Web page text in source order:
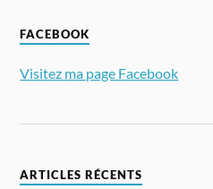
FACEBOOK
Visitez ma page Facebook
ARTICLES RÉCENTS